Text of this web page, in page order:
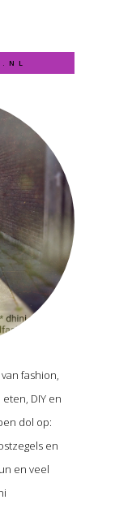
fashion,
DIY en
dol op:
en
en veel